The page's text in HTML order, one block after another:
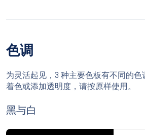
色调
为灵活起见，3 种主要色板有不同的
着色或添加透明度，请按原样使用。
黑与白